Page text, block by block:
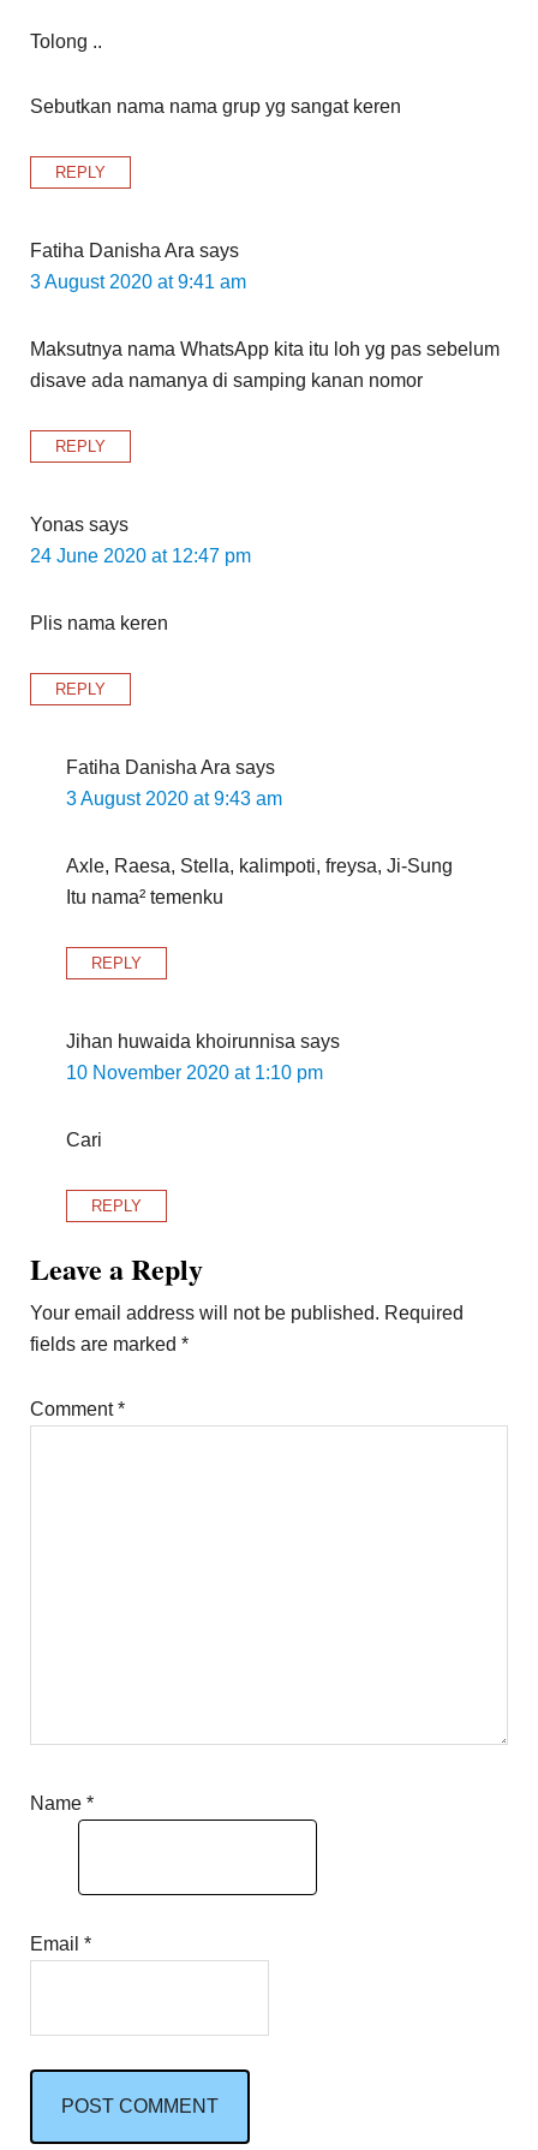
Tolong ..
Sebutkan nama nama grup yg sangat keren
REPLY
Fatiha Danisha Ara says
3 August 2020 at 9:41 am
Maksutnya nama WhatsApp kita itu loh yg pas sebelum
disave ada namanya di samping kanan nomor
REPLY
Yonas says
24 June 2020 at 12:47 pm
Plis nama keren
REPLY
Fatiha Danisha Ara says
3 August 2020 at 9:43 am
Axle, Raesa, Stella, kalimpoti, freysa, Ji-Sung
Itu nama² temenku
REPLY
Jihan huwaida khoirunnisa says
10 November 2020 at 1:10 pm
Cari
REPLY
Leave a Reply
Your email address will not be published. Required
fields are marked*
Comment*
Name*
Email*